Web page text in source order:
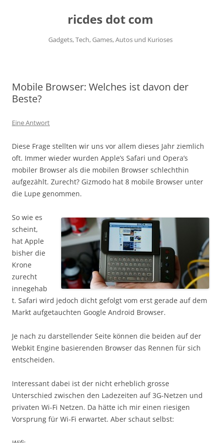
ricdes dot com
Gadgets, Tech, Games, Autos und Kurioses
Mobile Browser: Welches ist davon der
Beste?
Eine Antwort
Diese Frage stellten wir uns vor allem dieses Jahr ziemlich
oft. Immer wieder wurden Apple’s Safari und Opera’s
mobiler Browser als die mobilen Browser schlechthin
aufgezählt. Zurecht? Gizmodo hat 8 mobile Browser unter
die Lupe genommen.
So wie es
scheint,
hat Apple
bisher die
Krone
zurecht
innegehab
t. Safari wird jedoch dicht gefolgt vom erst gerade auf dem
Markt aufgetauchten Google Android Browser.
Je nach zu darstellender Seite können die beiden auf der
Webkit Engine basierenden Browser das Rennen für sich
entscheiden.
Interessant dabei ist der nicht erheblich grosse
Unterschied zwischen den Ladezeiten auf 3G-Netzen und
privaten Wi-Fi Netzen. Da hätte ich mir einen riesigen
Vorsprung für Wi-Fi erwartet. Aber schaut selbst: